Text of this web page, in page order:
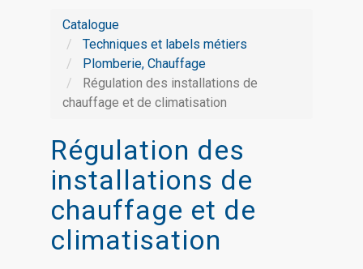
Catalogue
Techniques et labels métiers
Plomberie, Chauffage
Régulation des installations de
chauffage et de climatisation
Régulation des
installations de
chauffage et de
climatisation